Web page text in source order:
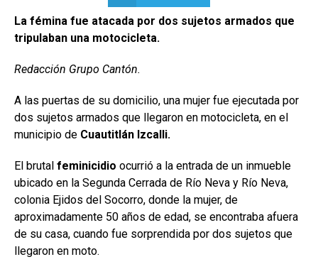
La fémina fue atacada por dos sujetos armados que
tripulaban una motocicleta.
Redacción Grupo Cantón.
A las puertas de su domicilio, una mujer fue ejecutada por
dos sujetos armados que llegaron en motocicleta, en el
municipio de Cuautitlán Izcalli.
El brutal feminicidio ocurrió a la entrada de un inmueble
ubicado en la Segunda Cerrada de Río Neva y Río Neva,
colonia Ejidos del Socorro, donde la mujer, de
aproximadamente 50 años de edad, se encontraba afuera
de su casa, cuando fue sorprendida por dos sujetos que
llegaron en moto.